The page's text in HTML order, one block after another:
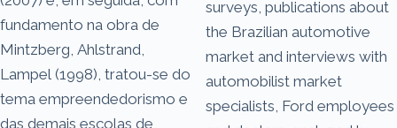
fundamento na obra de
Mintzberg, Ahlstrand,
Lampel (1998), tratou-se do
tema empreendedorismo e
das demais escolas de
surveys, publications about
the Brazilian automotive
market and interviews with
automobilist market
specialists, Ford employees